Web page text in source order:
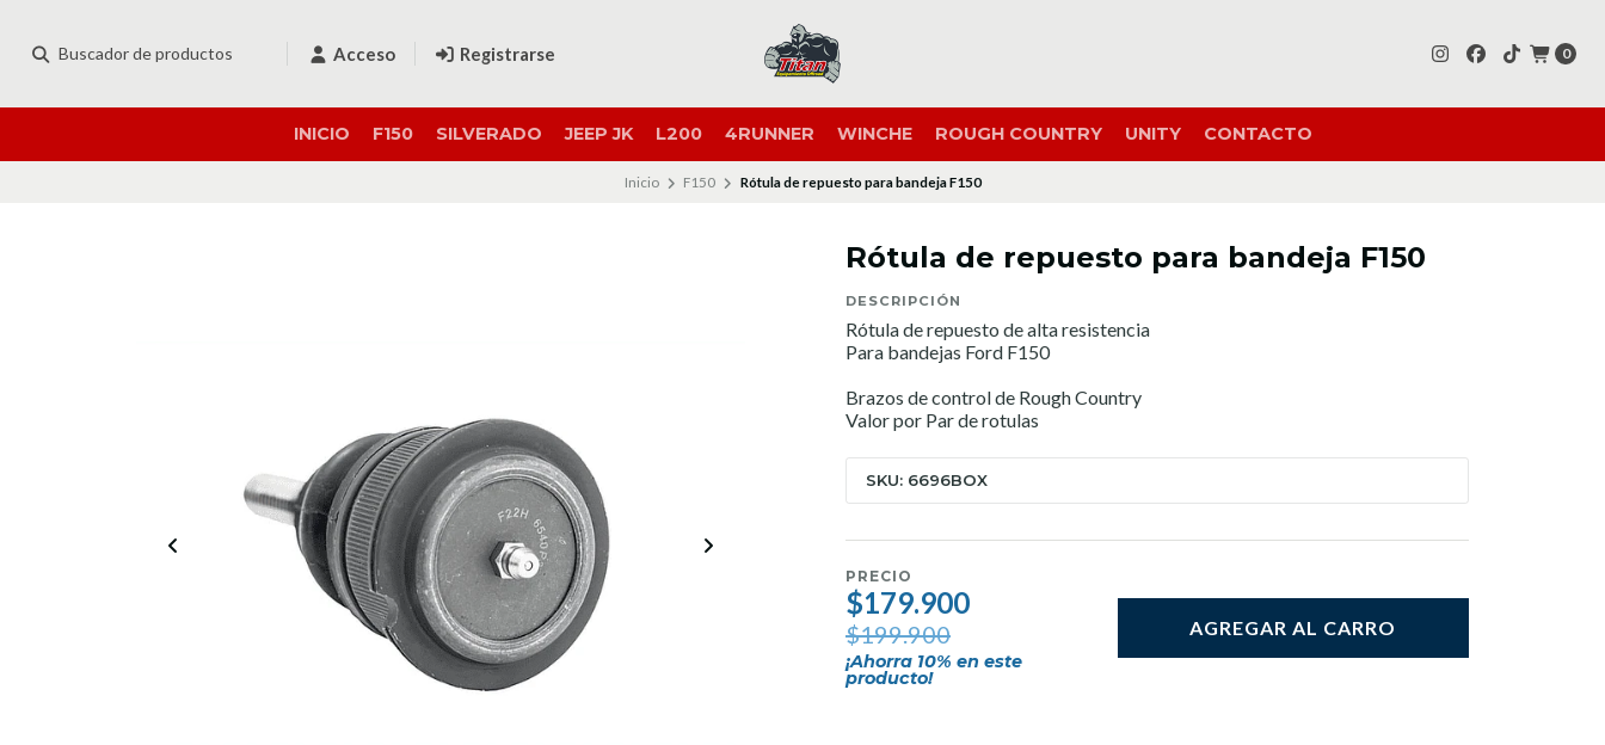
Acceso Registrarse 0
INICIO F150 SILVERADO JEEP JK L200 4RUNNER WINCHE ROUGH COUNTRY UNITY CONTACTO
Inicio F150 Rótula de repuesto para bandeja F150
Rótula de repuesto para bandeja F150
DESCRIPCIÓN
Rótula de repuesto de alta resistencia
Para bandejas Ford F150
Brazos de control de Rough Country
Valor por Par de rotulas
SKU: 6696BOX
PRECIO
$179.900
$199.900
¡Ahorra 10% en este
producto!
AGREGAR AL CARRO